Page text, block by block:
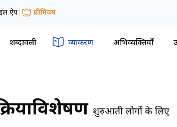
ऐप| प्रीमियम
शब्दावली व्याकरण अभिव्यक्तियाँ
शुरुआती लोगों के लिए